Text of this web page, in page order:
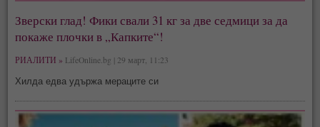
Зверски глад! Фики свали 31 кг за две седмици за да
покаже плочки в „Капките“!
РИАЛИТИ » LifeOnline.bg | 29 март, 11:23
Хилда едва удържа мераците си